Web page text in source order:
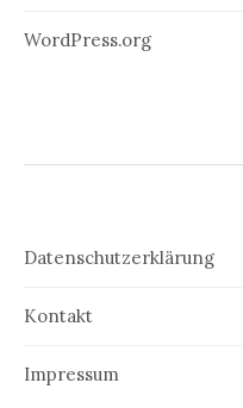
WordPress.org
Datenschutzerklärung
Kontakt
Impressum